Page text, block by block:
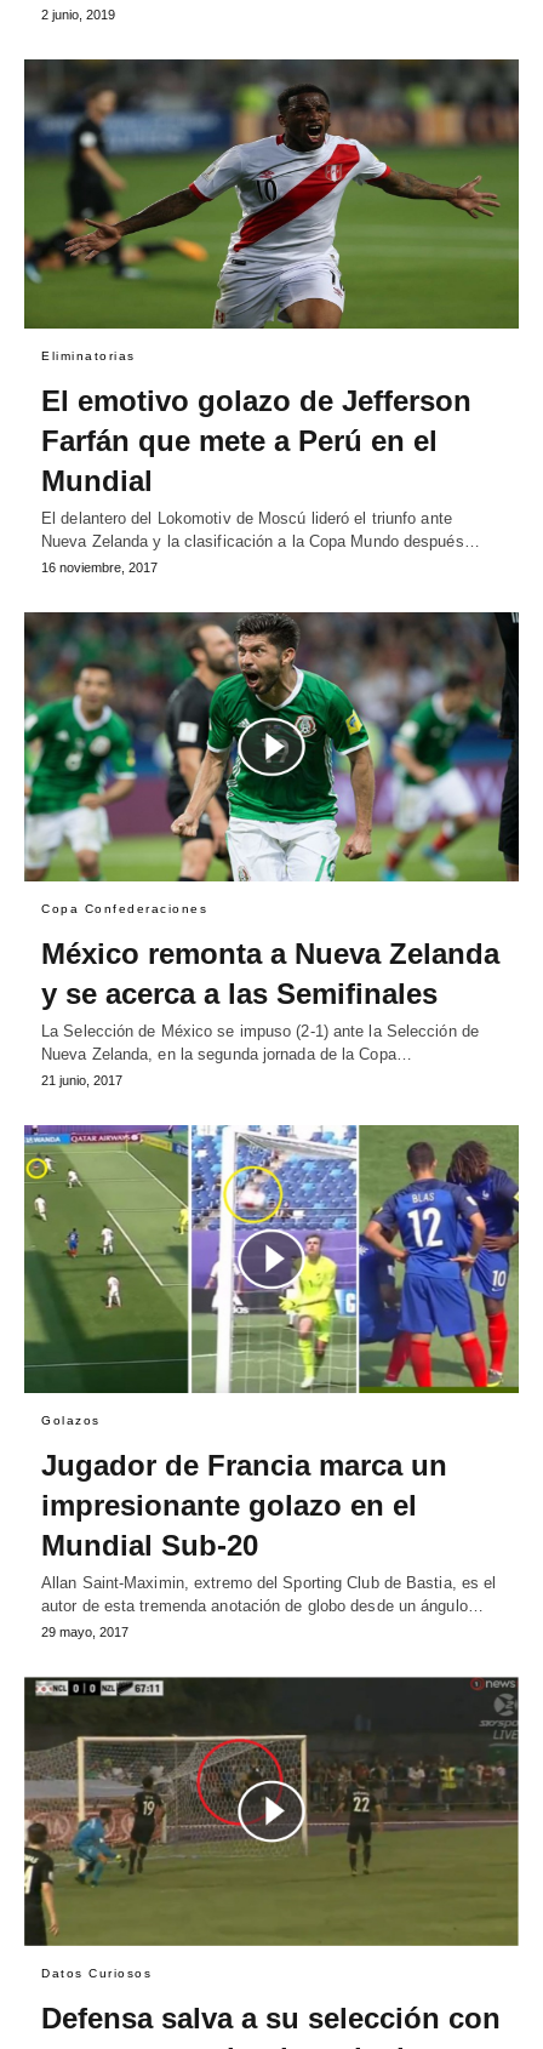
2 junio, 2019
Eliminatorias
El emotivo golazo de Jefferson
Farfán que mete a Perú en el
Mundial
El delantero del Lokomotiv de Moscú lideró el triunfo ante
Nueva Zelanda y la clasificación a la Copa Mundo después…
16 noviembre, 2017
Copa Confederaciones
México remonta a Nueva Zelanda
y se acerca a las Semifinales
La Selección de México se impuso (2-1) ante la Selección de
Nueva Zelanda, en la segunda jornada de la Copa…
21 junio, 2017
Golazos
Jugador de Francia marca un
impresionante golazo en el
Mundial Sub-20
Allan Saint-Maximin, extremo del Sporting Club de Bastia, es el
autor de esta tremenda anotación de globo desde un ángulo…
29 mayo, 2017
Datos Curiosos
Defensa salva a su selección con